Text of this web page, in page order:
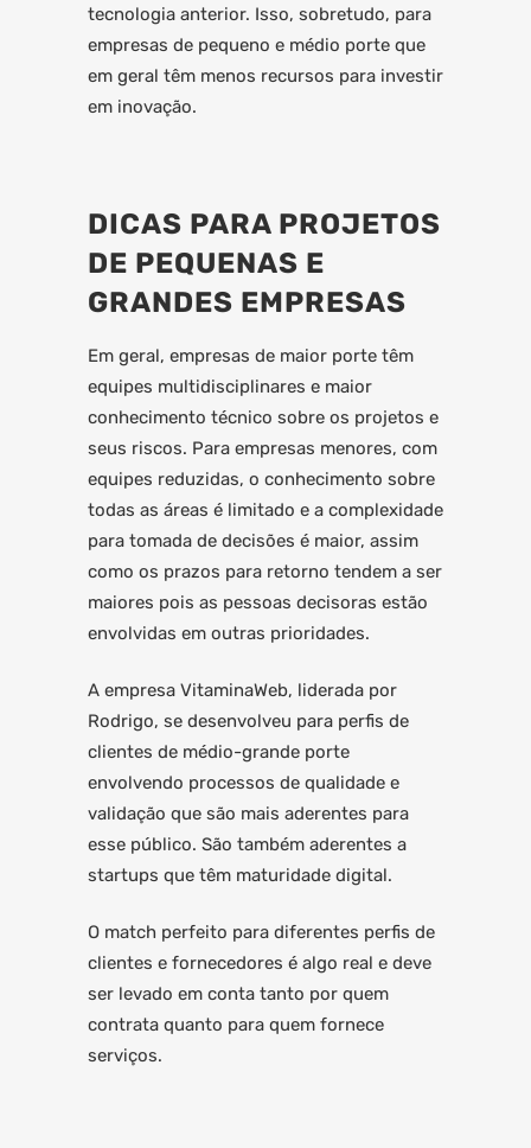
tecnologia anterior. Isso, sobretudo, para
empresas de pequeno e médio porte que
em geral têm menos recursos para investir
em inovação.
DICAS PARA PROJETOS
DE PEQUENAS E
GRANDES EMPRESAS
Em geral, empresas de maior porte têm
equipes multidisciplinares e maior
conhecimento técnico sobre os projetos e
seus riscos. Para empresas menores, com
equipes reduzidas, o conhecimento sobre
todas as áreas é limitado e a complexidade
para tomada de decisões é maior, assim
como os prazos para retorno tendem a ser
maiores pois as pessoas decisoras estão
envolvidas em outras prioridades.
A empresa VitaminaWeb, liderada por
Rodrigo, se desenvolveu para perfis de
clientes de médio-grande porte
envolvendo processos de qualidade e
validação que são mais aderentes para
esse público. São também aderentes a
startups que têm maturidade digital.
O match perfeito para diferentes perfis de
clientes e fornecedores é algo real e deve
ser levado em conta tanto por quem
contrata quanto para quem fornece
serviços.